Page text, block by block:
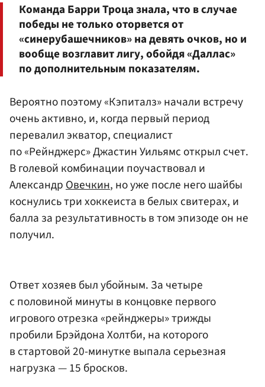
Команда Барри Троца знала, что в случае
победы не только оторвется от
«синерубашечников» на девять очков, но и
вообще возглавит лигу, обойдя «Даллас»
по дополнительным показателям.
Вероятно поэтому «Кэпиталз» начали встречу
очень активно, и, когда первый период
перевалил экватор, специалист
по «Рейнджерс» Джастин Уильямс открыл счет.
В голевой комбинации поучаствовал и
АлександрОвечкин, но уже после него шайбы
коснулись три хоккеиста в белых свитерах, и
балла за результативность в том эпизоде он не
получил.
Ответ хозяев был убойным. За четыре
с половиной минуты в концовке первого
игрового отрезка «рейнджеры» трижды
пробили Брэйдона Холтби, на которого
в стартовой 20-минутке выпала серьезная
нагрузка — 15 бросков.